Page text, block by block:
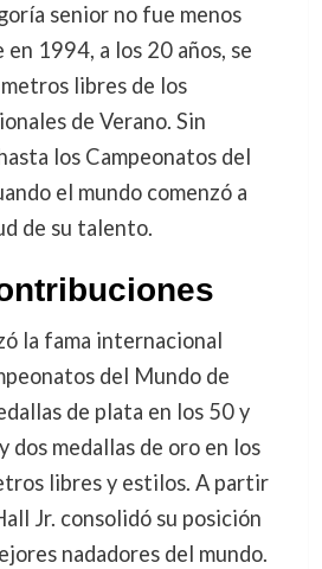
senior no fue menos
1994, a los 20 años, se
libres de los
de Verano. Sin
los Campeonatos del
el mundo comenzó a
de su talento.
la fama internacional
del Mundo de
de plata en los 50 y
dos medallas de oro en los
libres y estilos. A partir
Jr. consolidó su posición
nadadores del mundo.